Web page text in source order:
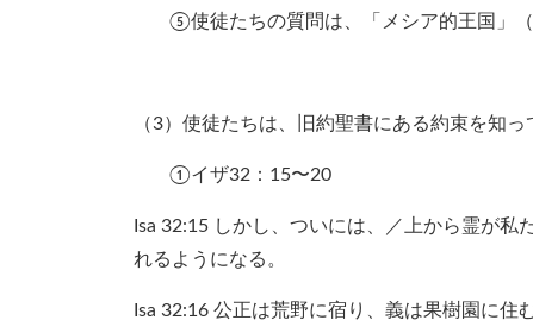
⑤使徒たちの質問は、「メシア的王国」
（3）使徒たちは、旧約聖書にある約束を知っ
①イザ32：15〜20
Isa 32:15 しかし、ついには、／上から霊が
れるようになる。
Isa 32:16 公正は荒野に宿り、義は果樹園に住む